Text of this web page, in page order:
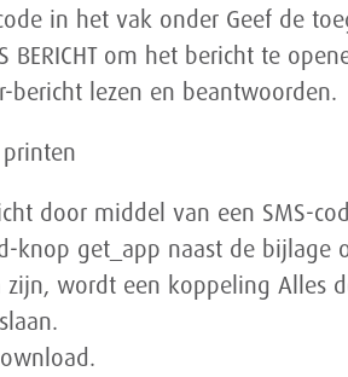
in het vak onder Geef de
BERICHT om het bericht te
bericht lezen en beantwoorden.
door middel van een SMS-
knop get_app naast de bijlage
wordt een koppeling Alles